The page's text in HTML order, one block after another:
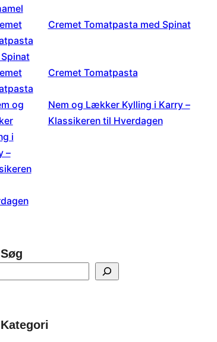
Cremet Tomatpasta med Spinat
Cremet Tomatpasta
Nem og Lækker Kylling i Karry –
Klassikeren til Hverdagen
Søg
Kategori